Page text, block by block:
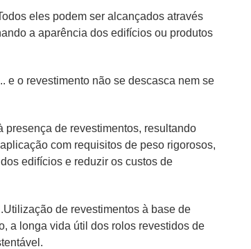
eles podem ser alcançados através
a aparência dos edifícios ou produtos
e o revestimento não se descasca nem se
de revestimentos, resultando
com requisitos de peso rigorosos,
edifícios e reduzir os custos de
de revestimentos à base de
a longa vida útil dos rolos revestidos de